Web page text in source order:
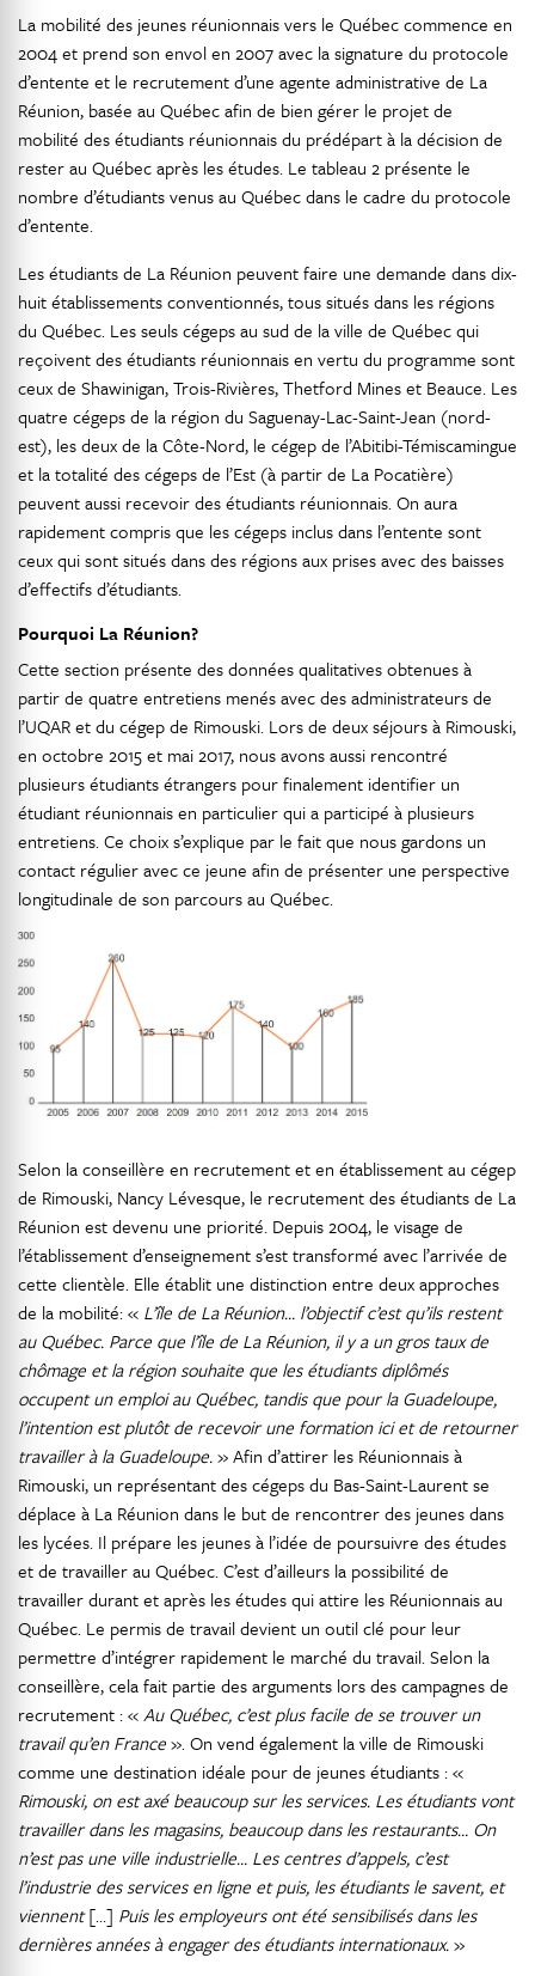
La mobilité des jeunes réunionnais vers le Québec commence en
2004 et prend son envol en 2007 avec la signature du protocole
d’entente et le recrutement d’une agente administrative de La
Réunion, basée au Québec afin de bien gérer le projet de
mobilité des étudiants réunionnais du prédépart à la décision de
rester au Québec après les études. Le tableau 2 présente le
nombre d’étudiants venus au Québec dans le cadre du protocole
d’entente.
Les étudiants de La Réunion peuvent faire une demande dans dix-
huit établissements conventionnés, tous situés dans les régions
du Québec. Les seuls cégeps au sud de la ville de Québec qui
reçoivent des étudiants réunionnais en vertu du programme sont
ceux de Shawinigan, Trois-Rivières, Thetford Mines et Beauce. Les
quatre cégeps de la région du Saguenay-Lac-Saint-Jean (nord-
est), les deux de la Côte-Nord, le cégep de l’Abitibi-Témiscamingue
et la totalité des cégeps de l’Est (à partir de La Pocatière)
peuvent aussi recevoir des étudiants réunionnais. On aura
rapidement compris que les cégeps inclus dans l’entente sont
ceux qui sont situés dans des régions aux prises avec des baisses
d’effectifs d’étudiants.
Pourquoi La Réunion?
Cette section présente des données qualitatives obtenues à
partir de quatre entretiens menés avec des administrateurs de
l’UQAR et du cégep de Rimouski. Lors de deux séjours à Rimouski,
en octobre 2015 et mai 2017, nous avons aussi rencontré
plusieurs étudiants étrangers pour finalement identifier un
étudiant réunionnais en particulier qui a participé à plusieurs
entretiens. Ce choix s’explique par le fait que nous gardons un
contact régulier avec ce jeune afin de présenter une perspective
longitudinale de son parcours au Québec.
Selon la conseillère en recrutement et en établissement au cégep
de Rimouski, Nancy Lévesque, le recrutement des étudiants de La
Réunion est devenu une priorité. Depuis 2004, le visage de
l’établissement d’enseignement s’est transformé avec l’arrivée de
cette clientèle. Elle établit une distinction entre deux approches
de la mobilité: « L’île de La Réunion… l’objectif c’est qu’ils restent
au Québec. Parce que l’île de La Réunion, il y a un gros taux de
chômage et la région souhaite que les étudiants diplômés
occupent un emploi au Québec, tandis que pour la Guadeloupe,
l’intention est plutôt de recevoir une formation ici et de retourner
travailler à la Guadeloupe.» Afin d’attirer les Réunionnais à
Rimouski, un représentant des cégeps du Bas-Saint-Laurent se
déplace à La Réunion dans le but de rencontrer des jeunes dans
les lycées. Il prépare les jeunes à l’idée de poursuivre des études
et de travailler au Québec. C’est d’ailleurs la possibilité de
travailler durant et après les études qui attire les Réunionnais au
Québec. Le permis de travail devient un outil clé pour leur
permettre d’intégrer rapidement le marché du travail. Selon la
conseillère, cela fait partie des arguments lors des campagnes de
recrutement : «Au Québec, c’est plus facile de se trouver un
travail qu’en France». On vend également la ville de Rimouski
comme une destination idéale pour de jeunes étudiants : «
Rimouski, on est axé beaucoup sur les services. Les étudiants vont
travailler dans les magasins, beaucoup dans les restaurants… On
n’est pas une ville industrielle… Les centres d’appels, c’est
l’industrie des services en ligne et puis, les étudiants le savent, et
viennent[…] Puis les employeurs ont été sensibilisés dans les
dernières années à engager des étudiants internationaux.»